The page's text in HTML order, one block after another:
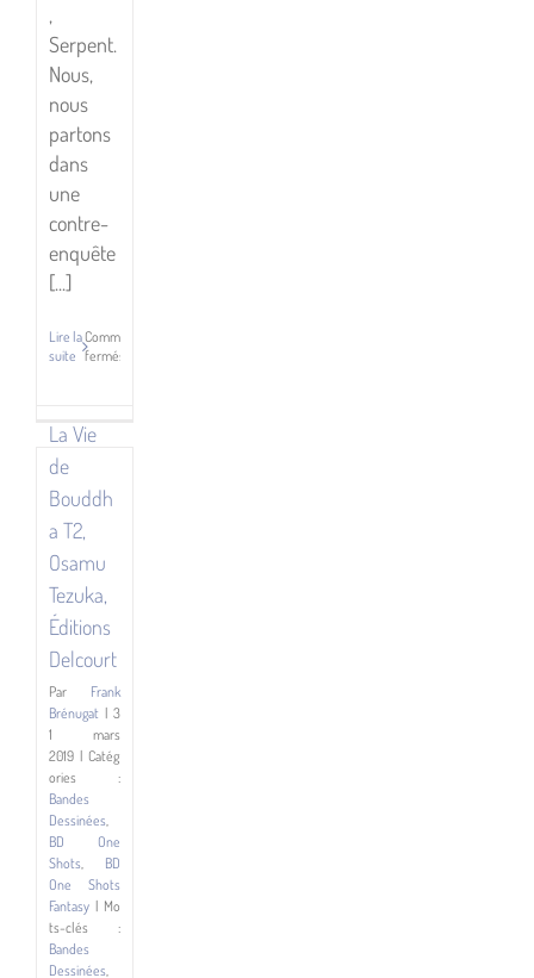
,
Serpent.
Nous,
nous
partons
dans
une
contre-
enquête
[...]
Lire la
suite
Commentaires
fermés
La Vie
de
Bouddh
a T2,
Osamu
Tezuka,
Éditions
Delcourt
Par Frank
Brénugat | 3
1 mars
2019 | Catég
ories :
Bandes
Dessinées,
BD One
Shots, BD
One Shots
Fantasy | Mo
ts-clés :
Bandes
Dessinées,